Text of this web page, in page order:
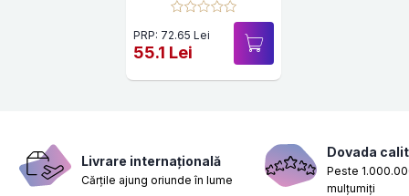
PRP: 72.65 Lei
55.1 Lei
Livrare internațională
Cărțile ajung oriunde în lume
Dovada
Peste
mulțumiți